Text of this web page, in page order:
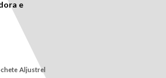
e
Aljustrel